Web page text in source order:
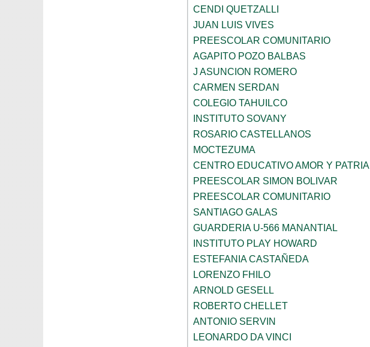
CENDI QUETZALLI
JUAN LUIS VIVES
PREESCOLAR COMUNITARIO
AGAPITO POZO BALBAS
J ASUNCION ROMERO
CARMEN SERDAN
COLEGIO TAHUILCO
INSTITUTO SOVANY
ROSARIO CASTELLANOS
MOCTEZUMA
CENTRO EDUCATIVO AMOR Y PATRIA
PREESCOLAR SIMON BOLIVAR
PREESCOLAR COMUNITARIO
SANTIAGO GALAS
GUARDERIA U-566 MANANTIAL
INSTITUTO PLAY HOWARD
ESTEFANIA CASTAÑEDA
LORENZO FHILO
ARNOLD GESELL
ROBERTO CHELLET
ANTONIO SERVIN
LEONARDO DA VINCI